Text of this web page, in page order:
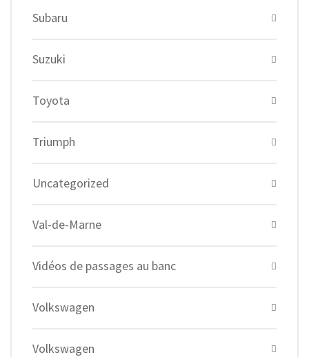
Subaru
Suzuki
Toyota
Triumph
Uncategorized
Val-de-Marne
Vidéos de passages au banc
Volkswagen
Volkswagen